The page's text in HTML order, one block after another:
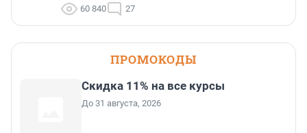
60 840 27
ПРОМОКОДЫ
Скидка 11% на все курсы
До 31 августа, 2026